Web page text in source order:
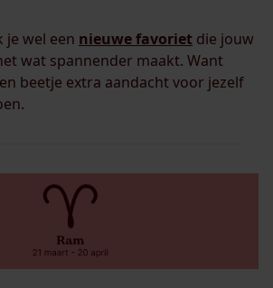
je wel een nieuwe favoriet die jouw
wat spannender maakt. Want
beetje extra aandacht voor jezelf